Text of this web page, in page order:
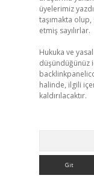
üyelerimiz
taşımakta
etmiş sayılırlar.
Hukuka ve
düşündüğünüz
halinde, ilgili
kaldırılacaktır.